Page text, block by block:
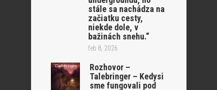
stále sa nachádza na
začiatku cesty,
niekde dole, v
bažinách snehu.“
feb 8, 2026
Rozhovor –
Talebringer – Kedysi
sme fungovali pod